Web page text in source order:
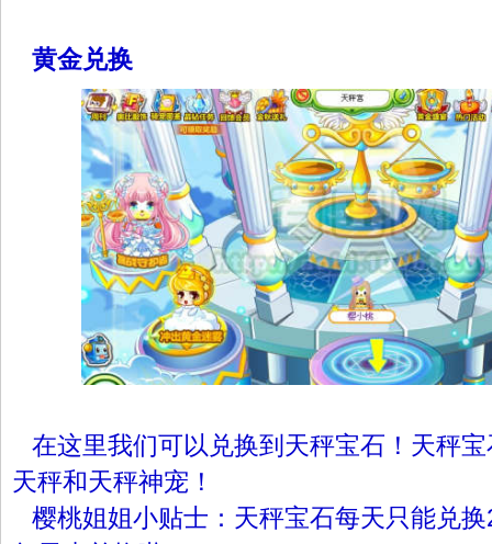
黄金兑换
在这里我们可以兑换到天秤宝石！ 天秤
天秤和天秤神宠！
樱桃姐姐小贴士： 天秤宝石每天只能兑